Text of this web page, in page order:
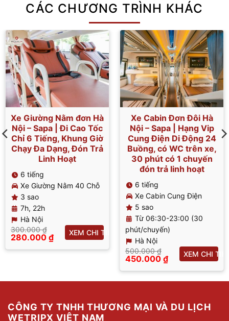
CÁC CHƯƠNG TRÌNH KHÁC
Xe Giường Nằm đơn Hà
Nội – Sapa | Đi Cao Tốc
Chỉ 6 Tiếng, Khung Giờ
Chạy Đa Dạng, Đón Trả
Linh Hoạt
6 tiếng
Xe Giường Nằm 40 Chỗ
3 sao
7h, 22h
Hà Nội
300.000₫
Giá
là:
280.000 ₫
hiện
XEM CHI TIẾT
Xe Cabin Đơn Đôi Hà
Nội – Sapa | Hạng Vip
Cung Điện Di Động 24
Buồng, có WC trên xe,
30 phút có 1 chuyến
đón trả linh hoạt
6 tiếng
Xe Cabin Cung Điện
5 sao
Từ 06:30-23:00 (30
phút/chuyến)
Hà Nội
500.000₫
Giá
là:
500.000 ₫.
450.000 ₫
hiện
tại
450.000 ₫.
XEM CHI
CÔNG TY TNHH THƯƠNG MẠI VÀ DU LỊCH
WETRIPX VIỆT NAM